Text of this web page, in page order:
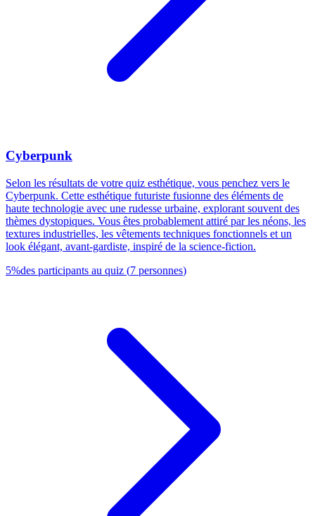
Cyberpunk
Selon les résultats de votre quiz esthétique, vous penchez vers le
Cyberpunk. Cette esthétique futuriste fusionne des éléments de
haute technologie avec une rudesse urbaine, explorant souvent des
thèmes dystopiques. Vous êtes probablement attiré par les néons, les
textures industrielles, les vêtements techniques fonctionnels et un
look élégant, avant-gardiste, inspiré de la science-fiction.
5%des participants au quiz (7 personnes)